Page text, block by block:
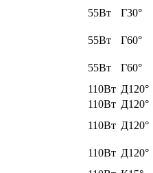
55Вт Г30°
55Вт Г60°
55Вт Г60°
110Вт Д120°
110Вт Д120°
110Вт Д120°
110Вт Д120°